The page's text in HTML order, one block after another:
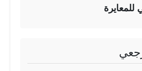
للمعايرة